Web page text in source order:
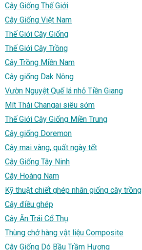
Cây Giống Thế Giới
Cây Giống Việt Nam
Thế Giới Cây Giống
Thế Giới Cây Trồng
Cây Trồng Miền Nam
Cây giống Dak Nông
Vườn Nguyệt Quế lá nhỏ Tiền Giang
Mít Thái Changai siêu sớm
Thế Giới Cây Giống Miền Trung
Cây giống Doremon
Cây mai vàng, quất ngày tết
Cây Giống Tây Ninh
Cây Hoàng Nam
Kỹ thuật chiết ghép nhân giống cây trồng
Cây điều ghép
Cây Ăn Trái Cổ Thụ
Thùng chở hàng vật liệu Composite
Cây Giống Dó Bầu Trầm Hương